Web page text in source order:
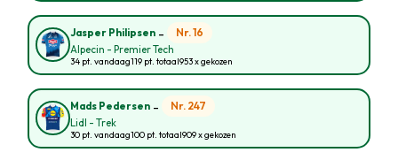
Jasper Philipsen - Nr. 16
Alpecin - Premier Tech
34 pt. vandaag119 pt. totaal953 x gekozen
Mads Pedersen - Nr. 247
Lidl - Trek
30 pt. vandaag100 pt. totaal909 x gekozen